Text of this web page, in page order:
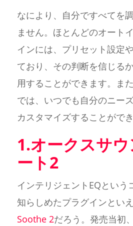
なにより、自分ですべてを
ません。ほとんどのオート
インには、プリセット設定
ており、その判断を信じる
用することができます。ま
では、いつでも自分のニー
カスタマイズすることができ
1.オークスサ
ート2
インテリジェントEQという
知らしめたプラグインといえ
Soothe 2だろう。発売当初